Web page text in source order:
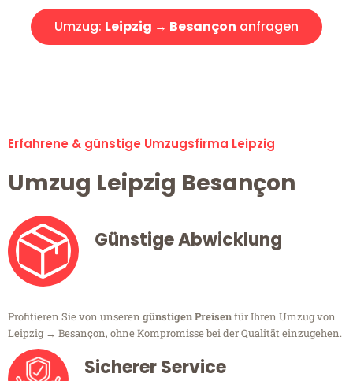
Umzug: Leipzig → Besançon anfragen
Erfahrene & günstige Umzugsfirma Leipzig
Umzug Leipzig Besançon
Günstige Abwicklung
Profitieren Sie von unseren günstigen Preisenfür Ihren Umzug von
Leipzig → Besançon, ohne Kompromisse bei der Qualität einzugehen.
Sicherer Service